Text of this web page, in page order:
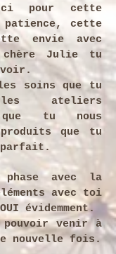
pour cette
patience, cette
envie avec
Julie tu
soins que tu
les ateliers
tu nous
que tu
parfait.
avec la
avec toi
évidemment.
venir à
nouvelle fois.